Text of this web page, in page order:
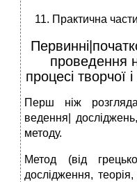
Практична
проведення
процесі творчої
Перш ніж
ведення|
методу.
Метод (від
дослідження,